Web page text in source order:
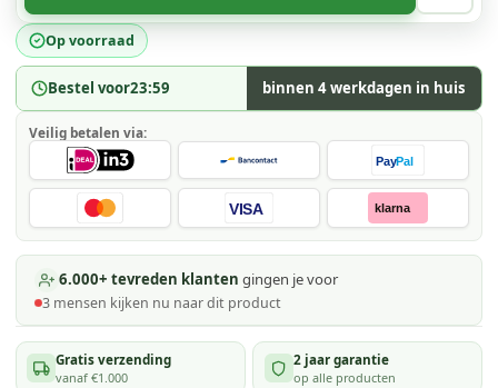
Op voorraad
Bestel voor23:59 binnen 4 werkdagen in huis
Veilig betalen via:
PayPal
VISA klarna
6.000+ tevreden klanten gingen je voor
3 mensen kijken nu naar dit product
Gratis verzending
vanaf €1.000
2 jaar garantie
op alle producten